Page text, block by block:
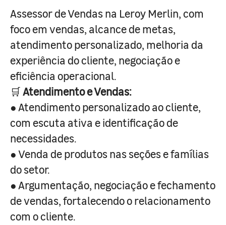
Assessor de Vendas na Leroy Merlin, com
foco em vendas, alcance de metas,
atendimento personalizado, melhoria da
experiência do cliente, negociação e
eficiência operacional.
🛒Atendimento e Vendas:
● Atendimento personalizado ao cliente,
com escuta ativa e identificação de
necessidades.
● Venda de produtos nas seções e famílias
do setor.
● Argumentação, negociação e fechamento
de vendas, fortalecendo o relacionamento
com o cliente.